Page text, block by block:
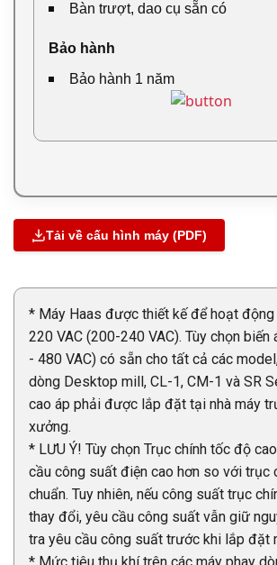
Bàn trượt, dao cụ sẵn có
Bảo hành
Bảo hành 1 năm
Tải về cấu hình máy (PDF)
* Máy Haas được thiết kế để hoạt
220 VAC (200-240 VAC). Tùy chọn biến
- 480 VAC) có sẵn cho tất cả các
dòng Desktop mill, CL-1, CM-1 và SR
cao áp phải được lắp đặt tại nhà máy
xưởng.
* LƯU Ý! Tùy chọn Trục chính tốc độ
cầu công suất điện cao hơn so với trục
chuẩn. Tuy nhiên, nếu công suất trục
thay đổi, yêu cầu công suất vẫn giữ
tra yêu cầu công suất trước khi lắp đặt